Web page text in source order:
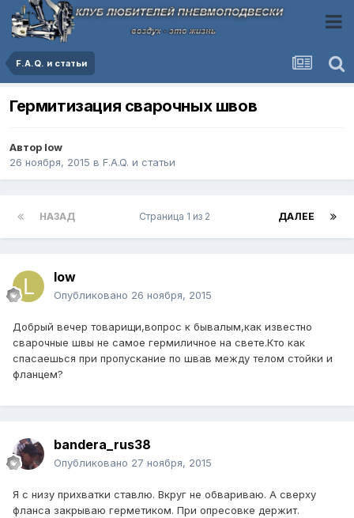
F.A.Q. и статьи
Гермитизация сварочных швов
Автор low
26 ноября, 2015 в F.A.Q. и статьи
НАЗАД ДАЛЕЕ
Страница 1 из 2
low
Опубликовано 26 ноября, 2015
Добрый вечер товарищи,вопрос к бывалым,как известно
сварочные швы не самое гермиличное на свете.Кто как
спасаешься при пропускание по швав между телом стойки и
фланцем?
bandera_rus38
Опубликовано 27 ноября, 2015
Я с низу прихватки ставлю. Вкруг не обвариваю. А сверху
фланса закрываю герметиком. При опресовке держит.